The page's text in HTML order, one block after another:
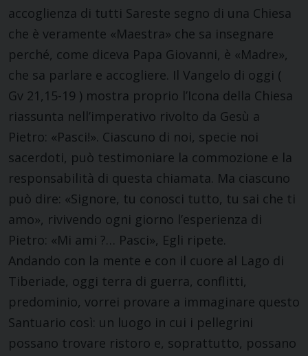
accoglienza di tutti Sareste segno di una Chiesa
che è veramente «Maestra» che sa insegnare
perché, come diceva Papa Giovanni, è «Madre»,
che sa parlare e accogliere. Il Vangelo di oggi (
Gv 21,15-19 ) mostra proprio l’Icona della Chiesa
riassunta nell’imperativo rivolto da Gesù a
Pietro: «Pasci!». Ciascuno di noi, specie noi
sacerdoti, può testimoniare la commozione e la
responsabilità di questa chiamata. Ma ciascuno
può dire: «Signore, tu conosci tutto, tu sai che ti
amo», rivivendo ogni giorno l’esperienza di
Pietro: «Mi ami ?… Pasci», Egli ripete.
Andando con la mente e con il cuore al Lago di
Tiberiade, oggi terra di guerra, conflitti,
predominio, vorrei provare a immaginare questo
Santuario così: un luogo in cui i pellegrini
possano trovare ristoro e, soprattutto, possano